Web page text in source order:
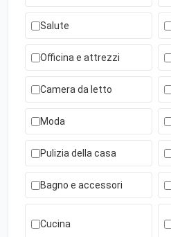
Salute
Officina e attrezzi
Camera da letto
Moda
Pulizia della casa
Bagno e accessori
Cucina